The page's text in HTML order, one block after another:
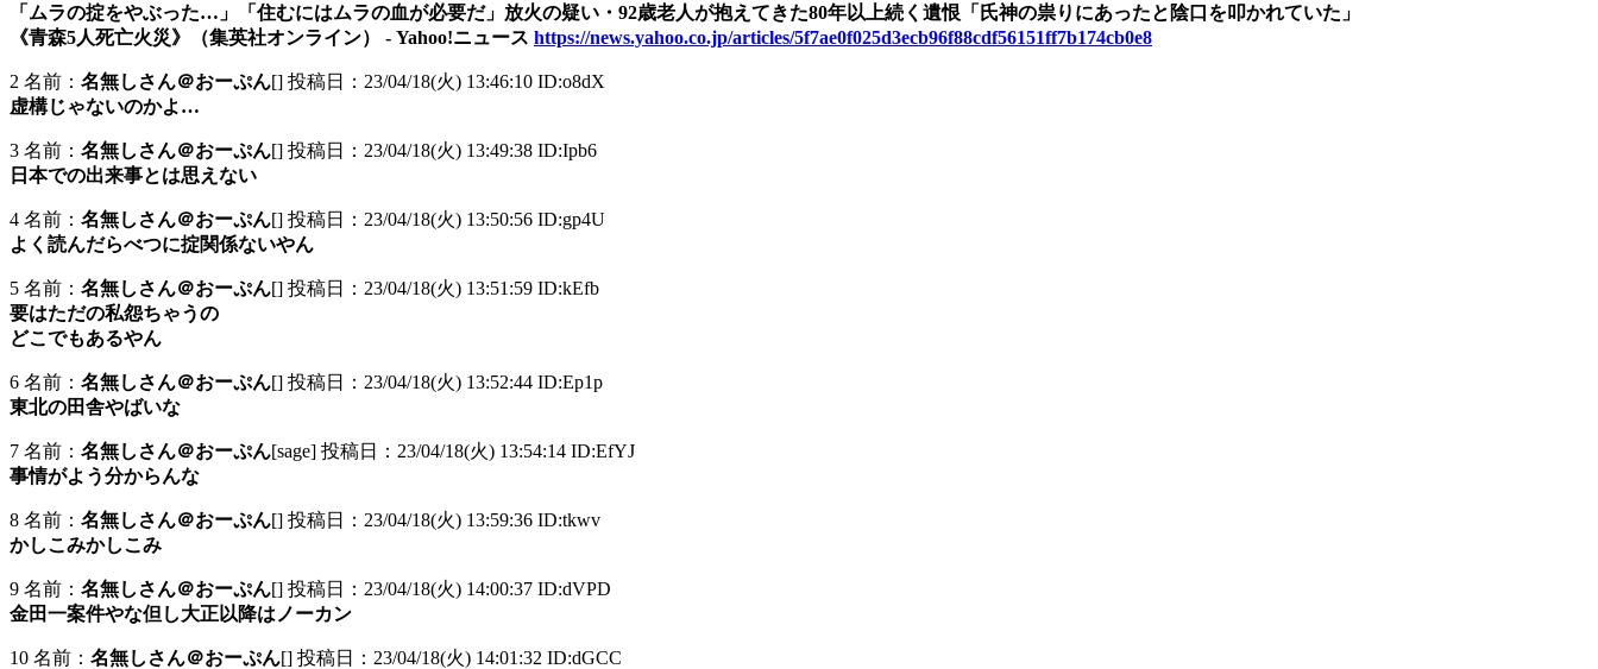
「ムラの掟をやぶった…」「住むにはムラの血が必要だ」放火の疑い・92歳老人が抱えてきた80年以上続く遺恨「氏神の祟りにあったと陰口を叩かれていた」
《青森5人死亡火災》（集英社オンライン） - Yahoo!ニュース https://news.yahoo.co.jp/articles/5f7ae0f025d3ecb96f88cdf56151ff7b174cb0e8
2 名前： 名無しさん＠おーぷん[] 投稿日：23/04/18(火) 13:46:10 ID:o8dX
虚構じゃないのかよ…
3 名前： 名無しさん＠おーぷん[] 投稿日：23/04/18(火) 13:49:38 ID:Ipb6
日本での出来事とは思えない
4 名前： 名無しさん＠おーぷん[] 投稿日：23/04/18(火) 13:50:56 ID:gp4U
よく読んだらべつに掟関係ないやん
5 名前： 名無しさん＠おーぷん[] 投稿日：23/04/18(火) 13:51:59 ID:kEfb
要はただの私怨ちゃうの
どこでもあるやん
6 名前： 名無しさん＠おーぷん[] 投稿日：23/04/18(火) 13:52:44 ID:Ep1p
東北の田舎やばいな
7 名前： 名無しさん＠おーぷん[sage] 投稿日：23/04/18(火) 13:54:14 ID:EfYJ
事情がよう分からんな
8 名前： 名無しさん＠おーぷん[] 投稿日：23/04/18(火) 13:59:36 ID:tkwv
かしこみかしこみ
9 名前： 名無しさん＠おーぷん[] 投稿日：23/04/18(火) 14:00:37 ID:dVPD
金田一案件やな但し大正以降はノーカン
10 名前： 名無しさん＠おーぷん[] 投稿日：23/04/18(火) 14:01:32 ID:dGCC